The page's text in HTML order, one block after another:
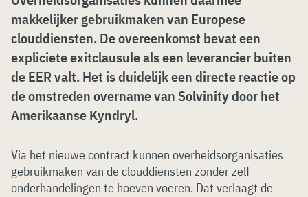
makkelijker gebruikmaken van Europese
clouddiensten. De overeenkomst bevat een
expliciete exitclausule als een leverancier buiten
de EER valt. Het is duidelijk een directe reactie op
de omstreden overname van Solvinity door het
Amerikaanse Kyndryl.
Via het nieuwe contract kunnen overheidsorganisaties
gebruikmaken van de clouddiensten zonder zelf
onderhandelingen te hoeven voeren. Dat verlaagt de